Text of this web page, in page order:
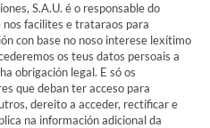
S.A.U. é o responsable do
facilites e trataraos para
con base no noso interese lexítimo
os teus datos persoais a
obrigación legal. E só os
que deban ter acceso para
dereito a acceder, rectificar e
na información adicional da